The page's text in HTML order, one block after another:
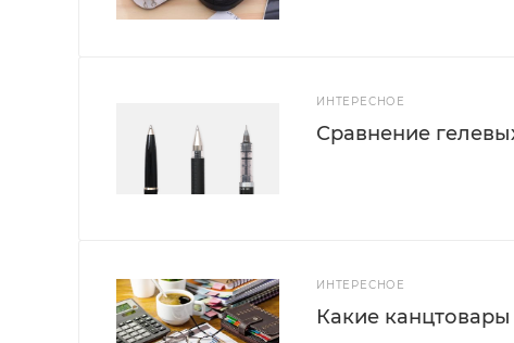
ИНТЕРЕСНОЕ
Сравнение
ИНТЕРЕСНОЕ
Какие